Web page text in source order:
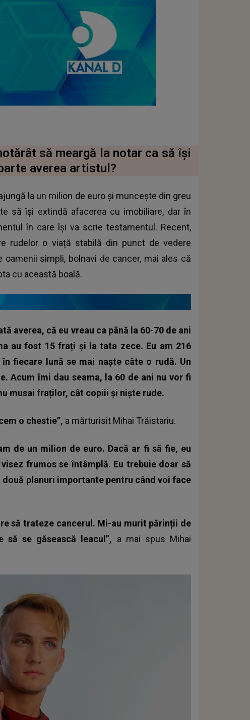
să meargă la notar ca să își
averea artistul?
la un milion de euro și muncește din greu
să își extindă afacerea cu imobiliare, dar în
în care își va scrie testamentul. Recent,
rudelor o viață stabilă din punct de vedere
simpli, bolnavi de cancer, mai ales că
cu această boală.
averea, că eu vreau ca până la 60-70 de ani
au fost 15 frați și la tata zece. Eu am 216
în fiecare lună se mai naște câte o rudă. Un
Acum îmi dau seama, la 60 de ani nu vor fi
musai fraților, cât copiii și niște rude.
o chestie”, a mărturisit Mihai Trăistariu.
de un milion de euro. Dacă ar fi să fie, eu
frumos se întâmplă. Eu trebuie doar să
două planuri importante pentru când voi face
să trateze cancerul. Mi-au murit părinții de
se găsească leacul”, a mai spus Mihai